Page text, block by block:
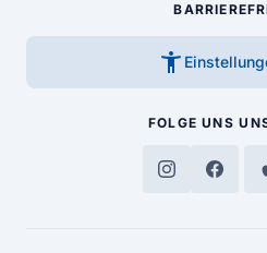
accessibility_new
FOLGE UNS